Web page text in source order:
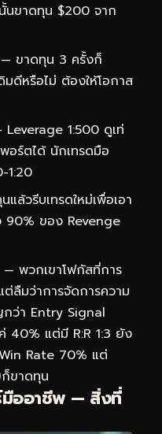
นขาดทุน $200 จาก
— ขาดทุน 3 ครั้งก็
มดีหรือไม่ ต้องให้โอกาส
Leverage 1:500 ดูเท่
อร์ตได้ นักเทรดมือ
1:20
ล้วรีบเทรดใหม่เพื่อเอา
90% ของ Revenge
พวกเขาโฟกัสที่การ
ต่ลืมว่าการจัดการความ
กว่า Entry Signal
40% แต่มี R:R 1:3 ยัง
Rate 70% แต่
ขาดทุน
มืออาชีพ — สิ่งที่